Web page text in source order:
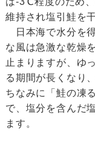
維持され塩引鮭を
日本海で水分を
な風は急激な乾燥
止まりますが、ゆ
る期間が長くなり
ちなみに「鮭の凍
で、塩分を含んだ
ます。